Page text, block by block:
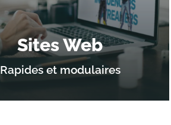
Sites Web
Rapides et modulaires